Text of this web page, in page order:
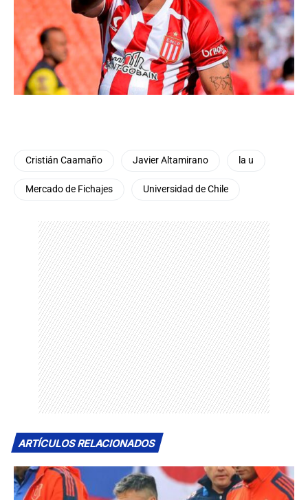
Cristián Caamaño Javier Altamirano la u
Mercado de Fichajes Universidad de Chile
ARTÍCULOS RELACIONADOS